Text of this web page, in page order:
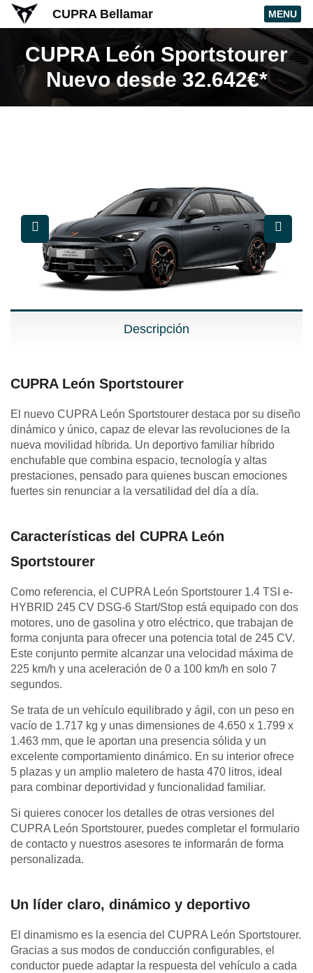
CUPRA Bellamar MENU
CUPRA León Sportstourer
Nuevo desde 32.642€*
Descripción
CUPRA León Sportstourer
El nuevo CUPRA León Sportstourer destaca por su diseño
dinámico y único, capaz de elevar las revoluciones de la
nueva movilidad híbrida. Un deportivo familiar híbrido
enchufable que combina espacio, tecnología y altas
prestaciones, pensado para quienes buscan emociones
fuertes sin renunciar a la versatilidad del día a día.
Características del CUPRA León
Sportstourer
Como referencia, el CUPRA León Sportstourer 1.4 TSI e-
HYBRID 245 CV DSG-6 Start/Stop está equipado con dos
motores, uno de gasolina y otro eléctrico, que trabajan de
forma conjunta para ofrecer una potencia total de 245 CV.
Este conjunto permite alcanzar una velocidad máxima de
225 km/h y una aceleración de 0 a 100 km/h en solo 7
segundos.
Se trata de un vehículo equilibrado y ágil, con un peso en
vacío de 1.717 kg y unas dimensiones de 4.650 x 1.799 x
1.463 mm, que le aportan una presencia sólida y un
excelente comportamiento dinámico. En su interior ofrece
5 plazas y un amplio maletero de hasta 470 litros, ideal
para combinar deportividad y funcionalidad familiar.
Si quieres conocer los detalles de otras versiones del
CUPRA León Sportstourer, puedes completar el formulario
de contacto y nuestros asesores te informarán de forma
personalizada.
Un líder claro, dinámico y deportivo
El dinamismo es la esencia del CUPRA León Sportstourer.
Gracias a sus modos de conducción configurables, el
conductor puede adaptar la respuesta del vehículo a cada